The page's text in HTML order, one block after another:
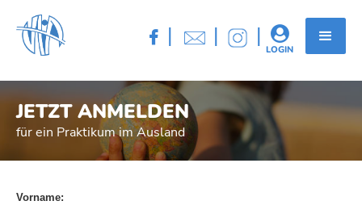
 | | | 
LOGIN
JETZT ANMELDEN
für ein Praktikum im Ausland
Vorname: